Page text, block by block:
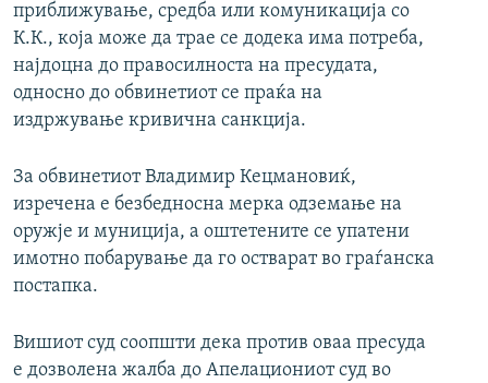
приближување, средба или комуникација со
К.К., која може да трае се додека има потреба,
најдоцна до правосилноста на пресудата,
односно до обвинетиот се праќа на
издржување кривична санкција.
За обвинетиот Владимир Кецмановиќ,
изречена е безбедносна мерка одземање на
оружје и муниција, а оштетените се упатени
имотно побарување да го остварат во граѓанска
постапка.
Вишиот суд соопшти дека против оваа пресуда
е дозволена жалба до Апелациониот суд во